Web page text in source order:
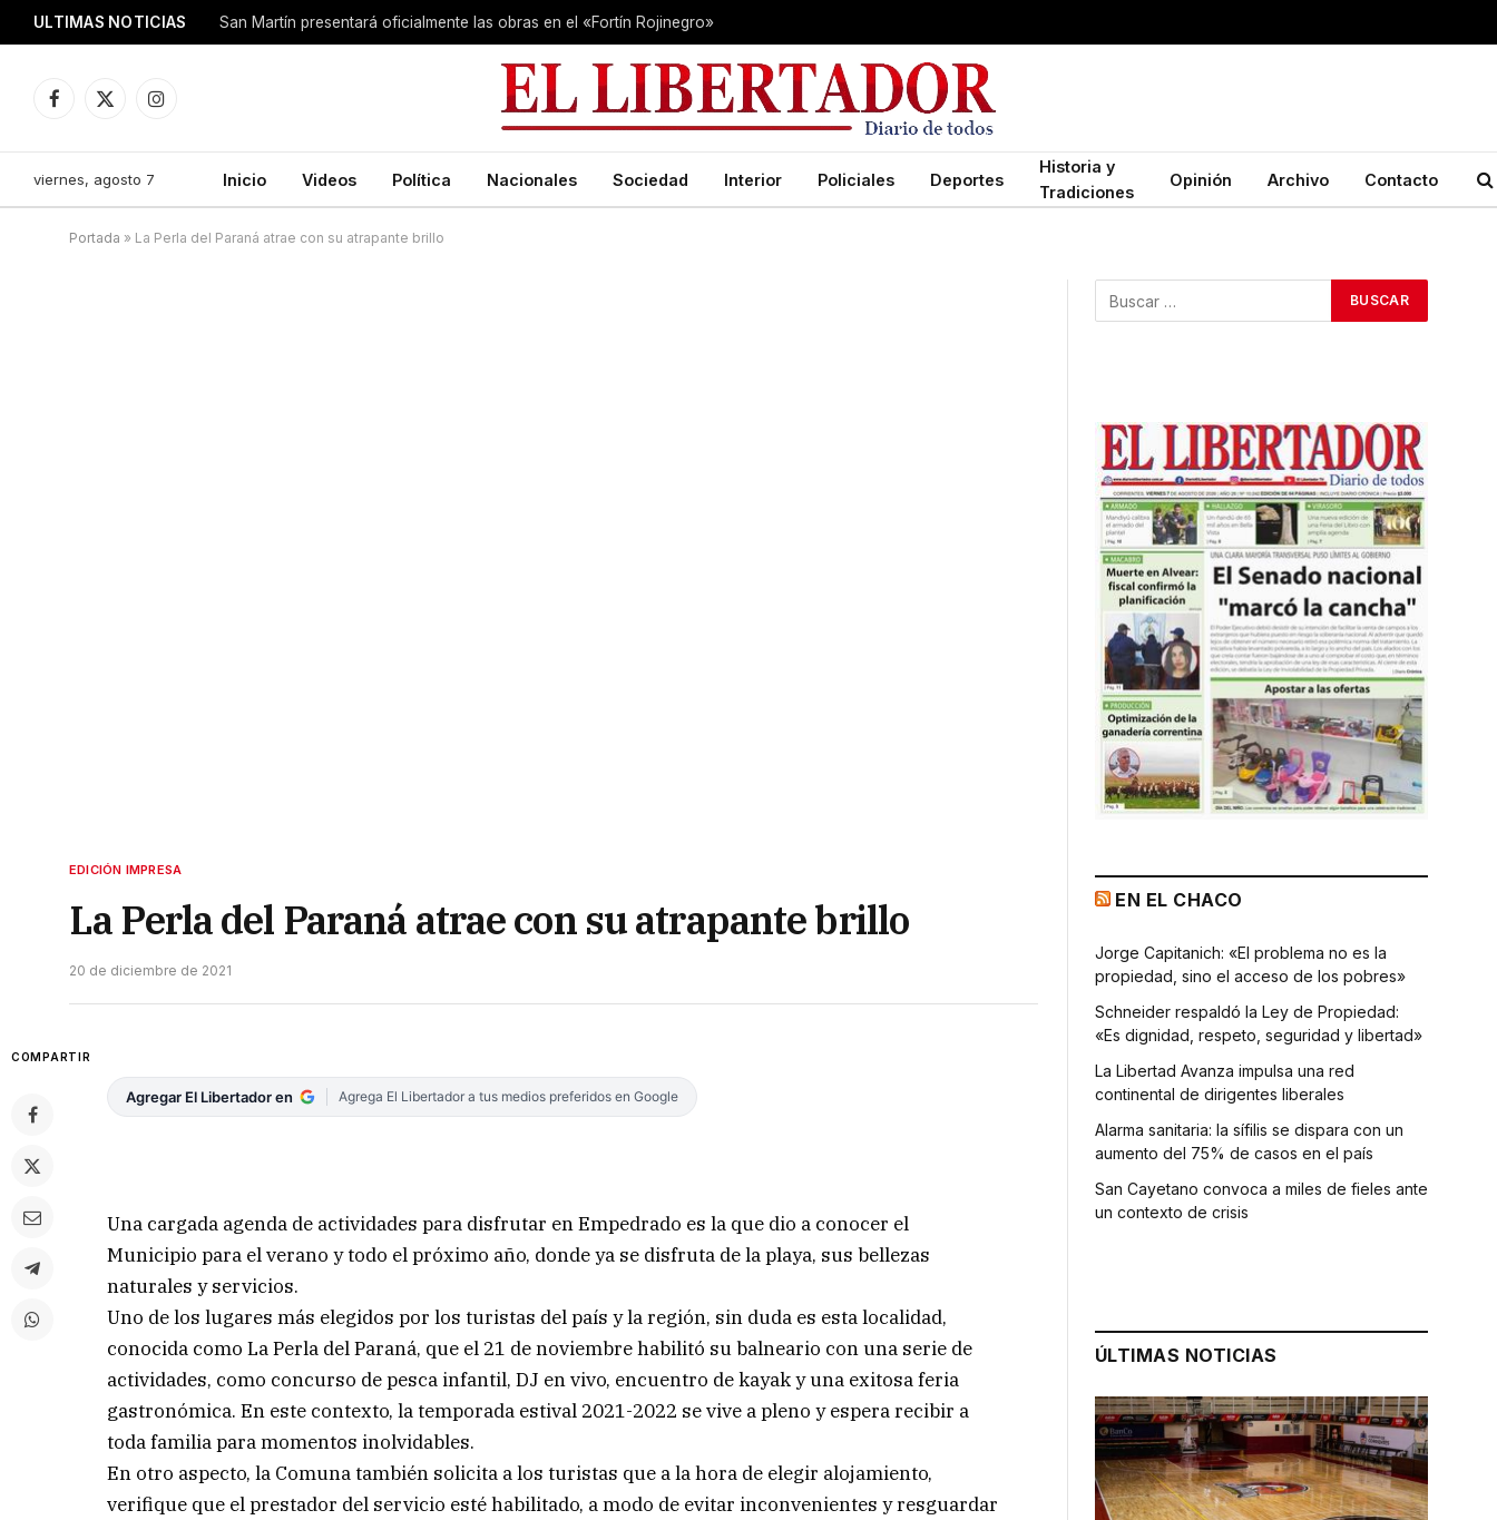
ULTIMAS NOTICIAS San Martín presentará oficialmente las obras en el «Fortín Rojinegro»
Facebook
X
Instagram
viernes, agosto 7 Inicio Videos Política Nacionales Sociedad Interior Policiales Deportes
Historia y
Tradiciones
Opinión Archivo Contacto
Portada » La Perla del Paraná atrae con su atrapante brillo
EDICIÓN IMPRESA
La Perla del Paraná atrae con su atrapante brillo
20 de diciembre de 2021
COMPARTIR
Agregar El Libertador en Agrega El Libertador a tus medios preferidos en Google
Una cargada agenda de actividades para disfrutar en Empedrado es la que dio a conocer el
Municipio para el verano y todo el próximo año, donde ya se disfruta de la playa, sus bellezas
naturales y servicios.
Uno de los lugares más elegidos por los turistas del país y la región, sin duda es esta localidad,
conocida como La Perla del Paraná, que el 21 de noviembre habilitó su balneario con una serie de
actividades, como concurso de pesca infantil, DJ en vivo, encuentro de kayak y una exitosa feria
gastronómica. En este contexto, la temporada estival 2021-2022 se vive a pleno y espera recibir a
toda familia para momentos inolvidables.
En otro aspecto, la Comuna también solicita a los turistas que a la hora de elegir alojamiento,
verifique que el prestador del servicio esté habilitado, a modo de evitar inconvenientes y resguardar
EN EL CHACO
Jorge Capitanich: «El problema no es la
propiedad, sino el acceso de los pobres»
Schneider respaldó la Ley de Propiedad:
«Es dignidad, respeto, seguridad y libertad»
La Libertad Avanza impulsa una red
continental de dirigentes liberales
Alarma sanitaria: la sífilis se dispara con un
aumento del 75% de casos en el país
San Cayetano convoca a miles de fieles ante
un contexto de crisis
ÚLTIMAS NOTICIAS